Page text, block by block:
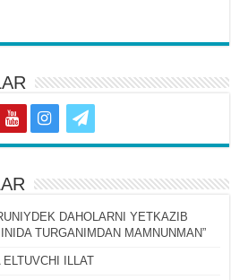
DAHOLARNI YETKAZIB
TURGANIMDAN MAMNUNMAN”
ILLAT